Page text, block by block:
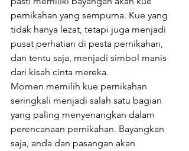
pernikahan yang sempurna. Kue yang
tidak hanya lezat, tetapi juga menjadi
pusat perhatian di pesta pernikahan,
dan tentu saja, menjadi simbol manis
dari kisah cinta mereka.
Momen memilih kue pernikahan
seringkali menjadi salah satu bagian
yang paling menyenangkan dalam
perencanaan pernikahan. Bayangkan
saja, anda dan pasangan akan